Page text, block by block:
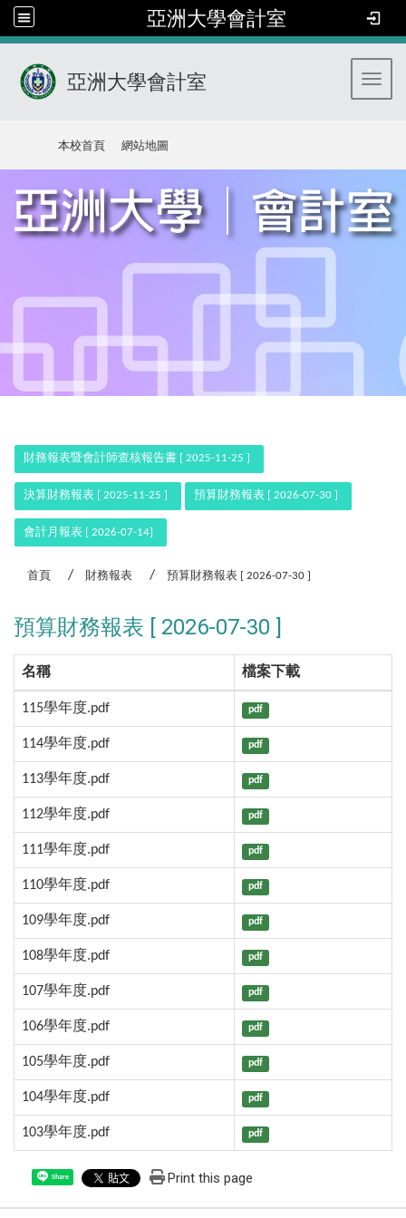
亞洲大學會計室
亞洲大學會計室
本校首頁 網站地圖
財務報表暨會計師查核報告書 [ 2025-11-25 ]
決算財務報表 [ 2025-11-25 ] 預算財務報表 [ 2026-07-30 ]
會計月報表 [ 2026-07-14]
首頁 財務報表 預算財務報表 [ 2026-07-30 ]
預算財務報表 [ 2026-07-30 ]
名稱 檔案下載
115學年度.pdf pdf
114學年度.pdf pdf
113學年度.pdf pdf
112學年度.pdf pdf
111學年度.pdf pdf
110學年度.pdf pdf
109學年度.pdf pdf
108學年度.pdf pdf
107學年度.pdf pdf
106學年度.pdf pdf
105學年度.pdf pdf
104學年度.pdf pdf
103學年度.pdf pdf
Share Print this page